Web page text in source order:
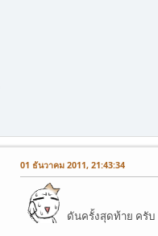
01 ธันวาคม 2011, 21:43:34
ดันครั้งสุดท้าย ครั